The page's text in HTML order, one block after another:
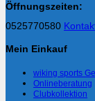
Öffnungszeiten:
0525770580
Mein Einkauf
wiking sports
Onlineberatung
Clubkollektion